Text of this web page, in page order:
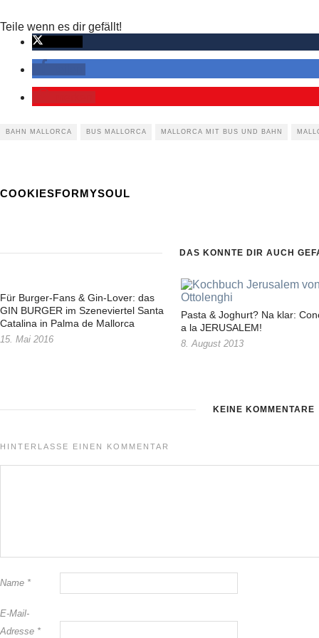
Teile wenn es dir gefällt!
BAHN MALLORCA BUS MALLORCA MALLORCA MIT BUS UND BAHN
COOKIESFORMYSOUL
DAS KÖNNTE DIR AUCH
Für Burger-Fans & Gin-Lover: das
GIN BURGER im Szeneviertel Santa
Catalina in Palma de Mallorca
15. Mai 2016
Pasta & Joghurt? Na klar:
a la JERUSALEM!
8. August 2013
KEINE KOMMENTARE
HINTERLASSE EINEN KOMMENTAR
Name *
E-Mail-
Adresse *